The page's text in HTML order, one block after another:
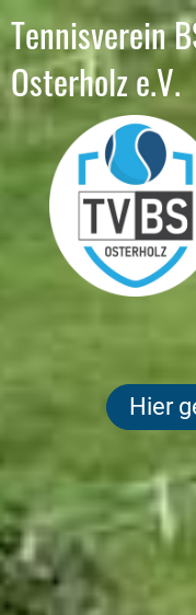
Tennisverein
Osterholz e.V.
Hier